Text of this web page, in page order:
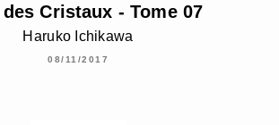
Cristaux - Tome 07
Haruko Ichikawa
08/11/2017